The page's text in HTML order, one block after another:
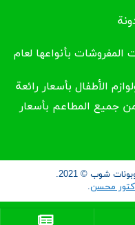
بأنواعها لعام
الأطفال بأسعار رائعة
جميع المطاعم بأسعار
شوب © 2021.
محسن.